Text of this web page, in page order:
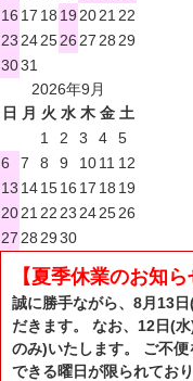
16 17 18 19 2021 22
23 242526 27 28 29
3031
2026年9月
日
月 火 水 木 金 土
1
2 3 4
5
6
7 8 9 1011 12
13 141516 17 18 19
2021 22 23 242526
27 28 2930
【夏季休業のお知ら
誠に勝手ながら、8月13
だきます。 なお、12日(
のみ)いたします。 ご不
できる曜日が限られてお